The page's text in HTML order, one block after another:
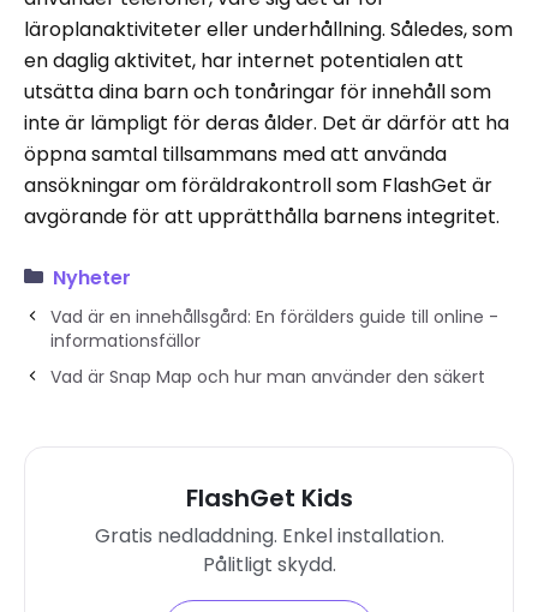
läroplanaktiviteter eller underhållning. Således, som
en daglig aktivitet, har internet potentialen att
utsätta dina barn och tonåringar för innehåll som
inte är lämpligt för deras ålder. Det är därför att ha
öppna samtal tillsammans med att använda
ansökningar om föräldrakontroll som FlashGet är
avgörande för att upprätthålla barnens integritet.
Nyheter
Vad är en innehållsgård: En förälders guide till online -
informationsfällor
Vad är Snap Map och hur man använder den säkert
FlashGet Kids
Gratis nedladdning. Enkel installation.
Pålitligt skydd.